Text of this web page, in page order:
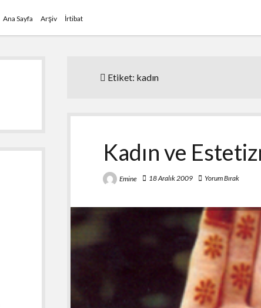
Ana Sayfa Arşiv İrtibat
Etiket: kadın
Kadın ve
Emine 18 Aralık 2009 Yorum Bırak